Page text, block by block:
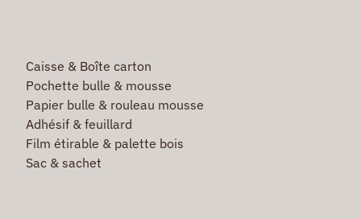
Caisse & Boîte carton
Pochette bulle & mousse
Papier bulle & rouleau mousse
Adhésif & feuillard
Film étirable & palette bois
Sac & sachet